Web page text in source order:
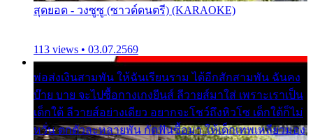
สุดยอด - วงซูซู (ซาวด์ดนตรี) (KARAOKE)
113 views • 03.07.2569
พ่อส่งเงินสามพัน ให้ฉันเรียนราม ได้อีกสักสามพัน ฉันคง
บ๊าย บาย จะไปซื้อกางเกงยีนส์ ลีวายส์มาใส่ เพราะเราเป็น
เด็กใต้ ลีวายส์อย่างเดียว อยากจะโชว์ถึงหิวโซ เด็กใต้ก็ไม่
หวั่น ตกตัวละหลายพัน กัดฟันซื้อมา ให้เด็กเทพเหลียวมอง